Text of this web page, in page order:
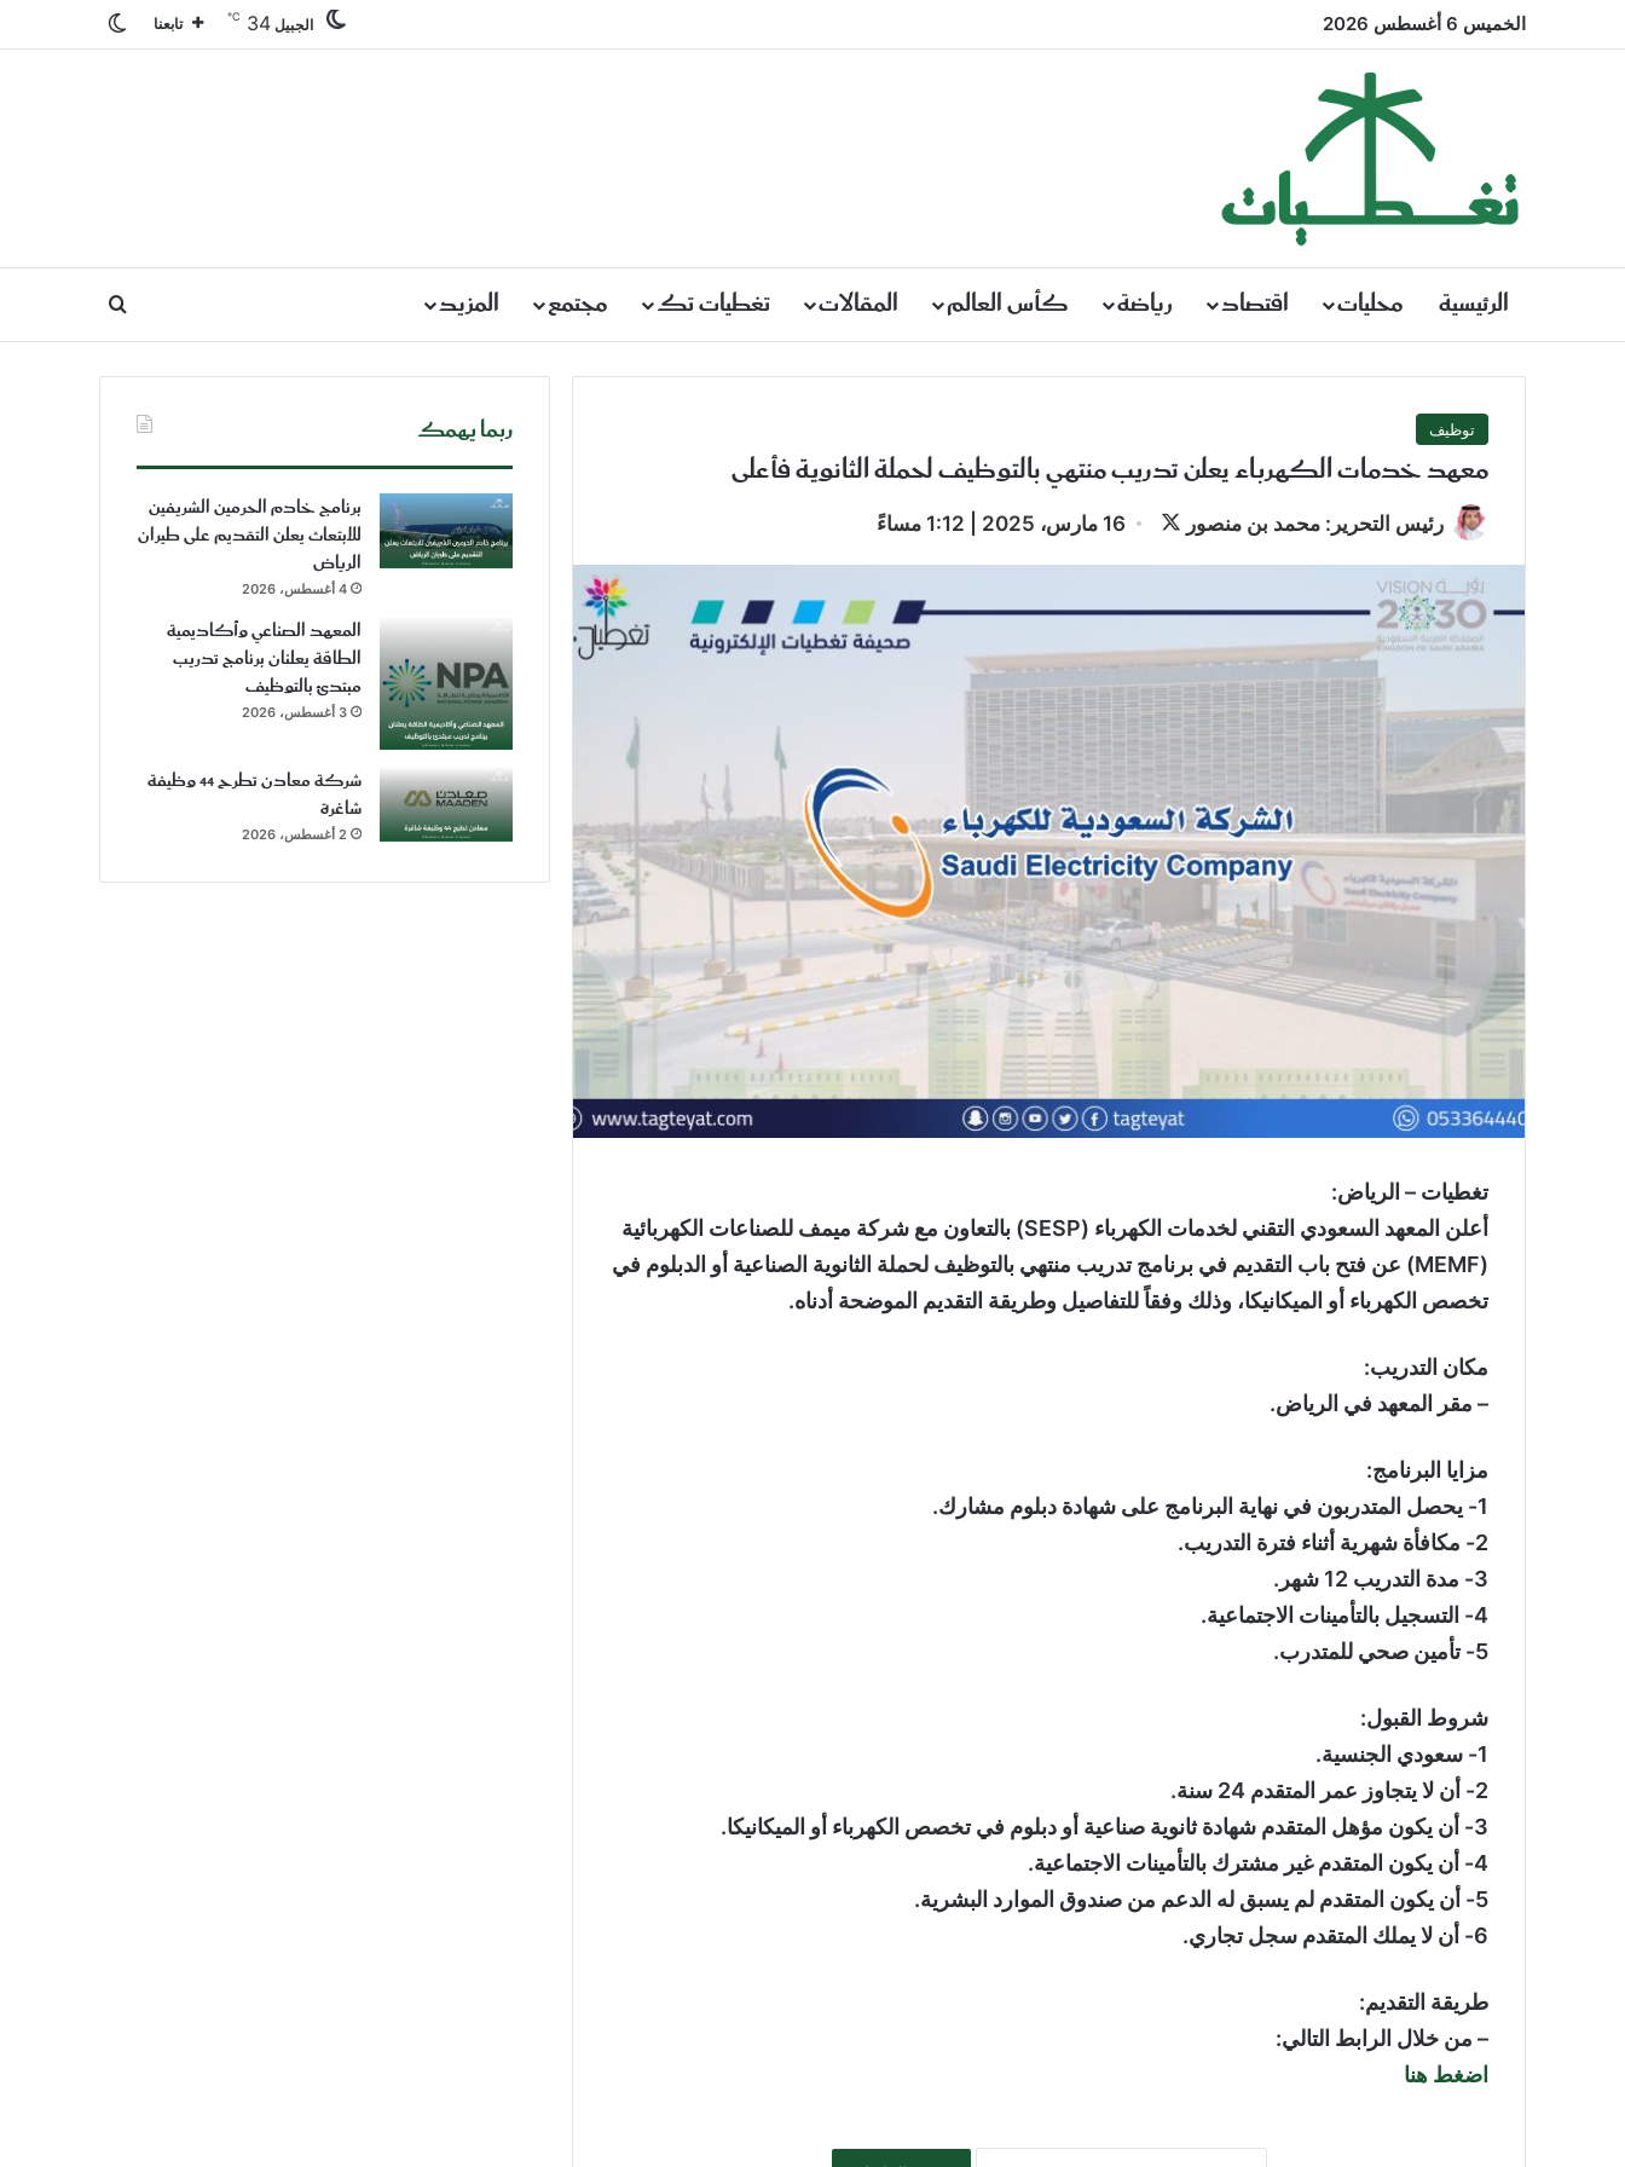
الخميس 6 أغسطس 2026 الجبيل 34
℃ تابعنا الوضع المظلم
الرئيسية محليات اقتصاد رياضة كأس العالم المقالات تغطيات تك مجتمع المزيد بحث عن
توظيف
معهد خدمات الكهرباء يعلن تدريب منتهي بالتوظيف لحملة الثانوية فأعلى
رئيس التحرير: محمد بن منصور
تابع 16 مارس، 2025 | 1:12 مساءً
تغطيات – الرياض:
أعلن المعهد السعودي التقني لخدمات الكهرباء (SESP) بالتعاون مع شركة ميمف للصناعات الكهربائية
(MEMF) عن فتح باب التقديم في برنامج تدريب منتهي بالتوظيف لحملة الثانوية الصناعية أو الدبلوم في
تخصص الكهرباء أو الميكانيكا، وذلك وفقاً للتفاصيل وطريقة التقديم الموضحة أدناه.
مكان التدريب:
– مقر المعهد في الرياض.
مزايا البرنامج:
1- يحصل المتدربون في نهاية البرنامج على شهادة دبلوم مشارك.
2- مكافأة شهرية أثناء فترة التدريب.
3- مدة التدريب 12 شهر.
4- التسجيل بالتأمينات الاجتماعية.
5- تأمين صحي للمتدرب.
شروط القبول:
1- سعودي الجنسية.
2- أن لا يتجاوز عمر المتقدم 24 سنة.
3- أن يكون مؤهل المتقدم شهادة ثانوية صناعية أو دبلوم في تخصص الكهرباء أو الميكانيكا.
4- أن يكون المتقدم غير مشترك بالتأمينات الاجتماعية.
5- أن يكون المتقدم لم يسبق له الدعم من صندوق الموارد البشرية.
6- أن لا يملك المتقدم سجل تجاري.
طريقة التقديم:
– من خلال الرابط التالي:
اضغط هنا
ربما يهمك
برنامج خادم الحرمين الشريفين
للابتعاث يعلن التقديم على طيران
الرياض
4 أغسطس، 2026
المعهد الصناعي وأكاديمية
الطاقة يعلنان برنامج تدريب
مبتدئ بالتوظيف
3 أغسطس، 2026
شركة معادن تطرح 44 وظيفة
شاغرة
2 أغسطس، 2026